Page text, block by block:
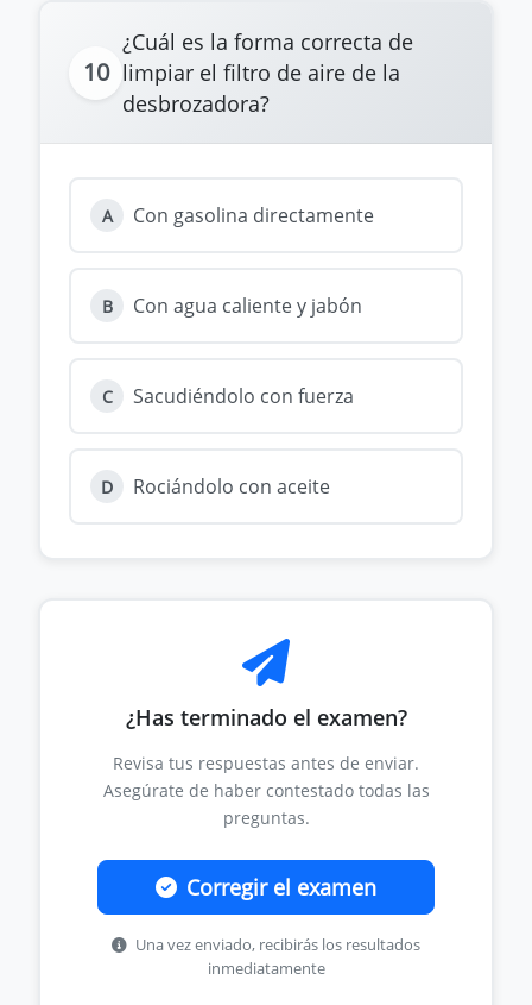
10
¿Cuál es la forma correcta de
limpiar el filtro de aire de la
desbrozadora?
A Con gasolina directamente
B Con agua caliente y jabón
C Sacudiéndolo con fuerza
D Rociándolo con aceite
¿Has terminado el examen?
Revisa tus respuestas antes de enviar.
Asegúrate de haber contestado todas las
preguntas.
Corregir el examen
Una vez enviado, recibirás los resultados
inmediatamente